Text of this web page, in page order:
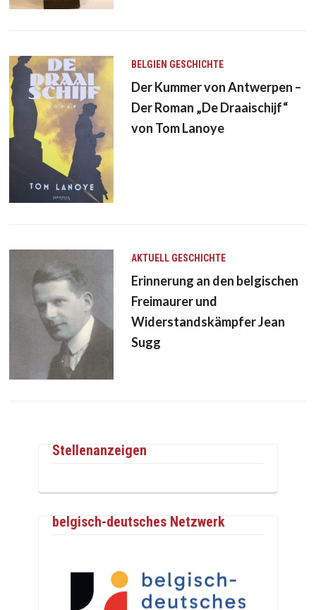
BELGIEN GESCHICHTE
Der Kummer von Antwerpen –
Der Roman „De Draaischijf“
von Tom Lanoye
AKTUELL GESCHICHTE
Erinnerung an den belgischen
Freimaurer und
Widerstandskämpfer Jean
Sugg
Stellenanzeigen
belgisch-deutsches Netzwerk